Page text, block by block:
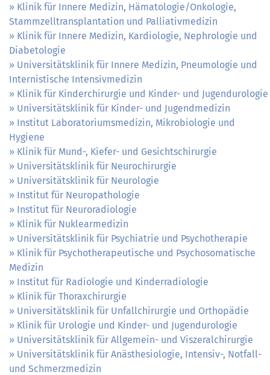
Klinik für Innere Medizin, Hämatologie/Onkologie,
Stammzelltransplantation und Palliativmedizin
Klinik für Innere Medizin, Kardiologie, Nephrologie und
Diabetologie
Universitätsklinik für Innere Medizin, Pneumologie und
Internistische Intensivmedizin
Klinik für Kinderchirurgie und Kinder- und Jugendurologie
Universitätsklinik für Kinder- und Jugendmedizin
Institut Laboratoriumsmedizin, Mikrobiologie und
Hygiene
Klinik für Mund-, Kiefer- und Gesichtschirurgie
Universitätsklinik für Neurochirurgie
Universitätsklinik für Neurologie
Institut für Neuropathologie
Institut für Neuroradiologie
Klinik für Nuklearmedizin
Universitätsklinik für Psychiatrie und Psychotherapie
Klinik für Psychotherapeutische und Psychosomatische
Medizin
Institut für Radiologie und Kinderradiologie
Klinik für Thoraxchirurgie
Universitätsklinik für Unfallchirurgie und Orthopädie
Klinik für Urologie und Kinder- und Jugendurologie
Universitätsklinik für Allgemein- und Viszeralchirurgie
Universitätsklinik für Anästhesiologie, Intensiv-, Notfall-
und Schmerzmedizin